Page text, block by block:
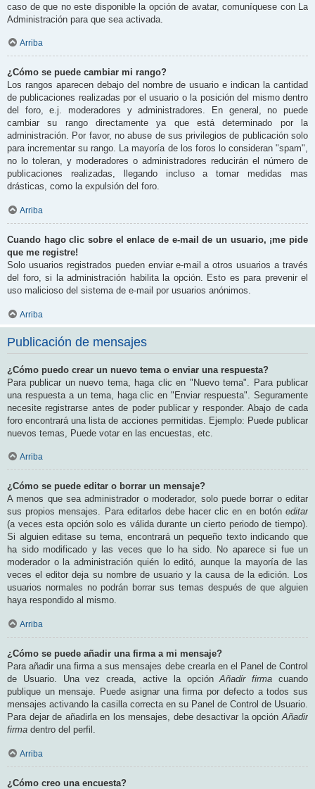
caso de que no este disponible la opción de avatar, comuníquese con La
Administración para que sea activada.
Arriba
¿Cómo se puede cambiar mi rango?
Los rangos aparecen debajo del nombre de usuario e indican la cantidad
de publicaciones realizadas por el usuario o la posición del mismo dentro
del foro, e.j. moderadores y administradores. En general, no puede
cambiar su rango directamente ya que está determinado por la
administración. Por favor, no abuse de sus privilegios de publicación solo
para incrementar su rango. La mayoría de los foros lo consideran "spam",
no lo toleran, y moderadores o administradores reducirán el número de
publicaciones realizadas, llegando incluso a tomar medidas mas
drásticas, como la expulsión del foro.
Arriba
Cuando hago clic sobre el enlace de e-mail de un usuario, ¡me pide
que me registre!
Solo usuarios registrados pueden enviar e-mail a otros usuarios a través
del foro, si la administración habilita la opción. Esto es para prevenir el
uso malicioso del sistema de e-mail por usuarios anónimos.
Arriba
Publicación de mensajes
¿Cómo puedo crear un nuevo tema o enviar una respuesta?
Para publicar un nuevo tema, haga clic en "Nuevo tema". Para publicar
una respuesta a un tema, haga clic en "Enviar respuesta". Seguramente
necesite registrarse antes de poder publicar y responder. Abajo de cada
foro encontrará una lista de acciones permitidas. Ejemplo: Puede publicar
nuevos temas, Puede votar en las encuestas, etc.
Arriba
¿Cómo se puede editar o borrar un mensaje?
A menos que sea administrador o moderador, solo puede borrar o editar
sus propios mensajes. Para editarlos debe hacer clic en en botón editar
(a veces esta opción solo es válida durante un cierto periodo de tiempo).
Si alguien editase su tema, encontrará un pequeño texto indicando que
ha sido modificado y las veces que lo ha sido. No aparece si fue un
moderador o la administración quién lo editó, aunque la mayoría de las
veces el editor deja su nombre de usuario y la causa de la edición. Los
usuarios normales no podrán borrar sus temas después de que alguien
haya respondido al mismo.
Arriba
¿Cómo se puede añadir una firma a mi mensaje?
Para añadir una firma a sus mensajes debe crearla en el Panel de Control
de Usuario. Una vez creada, active la opciónAñadir firma cuando
publique un mensaje. Puede asignar una firma por defecto a todos sus
mensajes activando la casilla correcta en su Panel de Control de Usuario.
Para dejar de añadirla en los mensajes, debe desactivar la opciónAñadir
firma dentro del perfil.
Arriba
¿Cómo creo una encuesta?